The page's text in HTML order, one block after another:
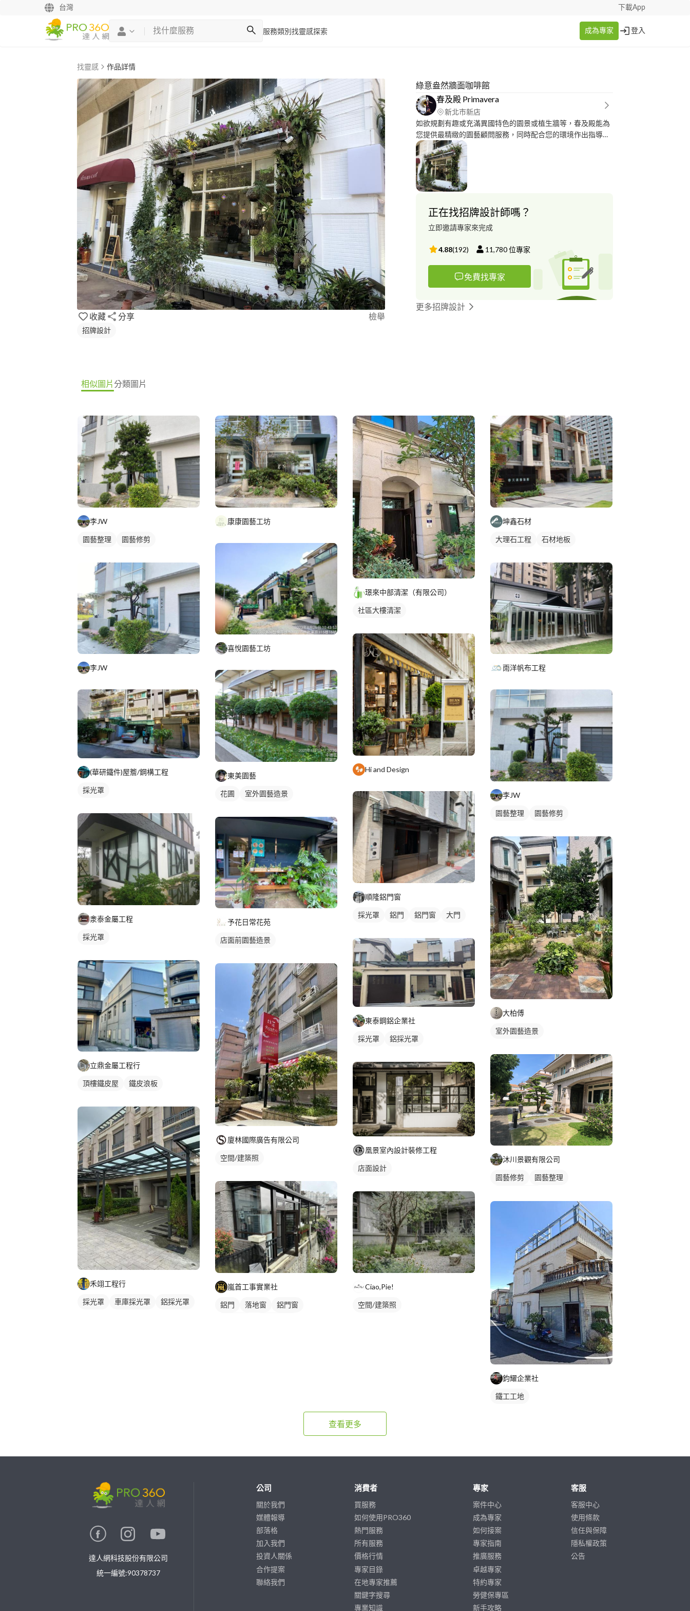
台灣 下載App
服務類別 找靈感探索 成為專家 登入
找靈感 作品詳情
收藏 分享 檢舉
招牌設計
綠意盎然牆面咖啡館
春及殿 Primavera
新北市新店
如欲規劃有趣或充滿異國特色的園景或植生牆等，春及殿能為
您提供最精緻的園藝顧問服務，同時配合您的環境作出指導。
平面設計及排版設計案等同樣有規劃經驗。
正在找招牌設計師嗎？
立即邀請專家來完成
4.88(192) 11,780位專家
免費找專家
更多招牌設計
相似圖片分類圖片
李JW
園藝整理 園藝修剪
李JW
(華研鐵件)屋簷/鋼構工程
採光罩
淾泰金屬工程
採光罩
立鼎金屬工程行
頂樓鐵皮屋 鐵皮浪板
禾翊工程行
採光罩 車庫採光罩 鋁採光罩
康康園藝工坊
喜悅園藝工坊
東美園藝
花圃 室外園藝造景
予花日常花苑
店面前園藝造景
廈林國際廣告有限公司
空間/建築照
嵐首工事實業社
鋁門 落地窗
鋁門窗
璟來中部清潔（有限公司）
社區大樓清潔
Hi and Design
順隆鋁門窗
採光罩 鋁門 鋁門窗 大門
東泰鋼鋁企業社
採光罩 鋁採光罩
凰景室內設計裝修工程
店面設計
Ciao,Pie!
空間/建築照
坤鑫石材
大理石工程 石材地板
雨洋帆布工程
李JW
園藝整理 園藝修剪
大柏傅
室外園藝造景
沐川景觀有限公司
園藝修剪
園藝整理
鈞耀企業社
鐵工工地
查看更多
達人網科技股份有限公司
統一編號:90378737
公司
關於我們
媒體報導
部落格
加入我們
投資人關係
合作提案
聯絡我們
消費者
買服務
如何使用PRO360
熱門服務
所有服務
價格行情
專家目錄
在地專家推薦
關鍵字搜尋
專業知識
專家
案件中心
成為專家
如何接案
專家指南
推廣服務
卓越專家
特約專家
勞健保專區
新手攻略
客服
客服中心
使用條款
信任與保障
隱私權政策
公告